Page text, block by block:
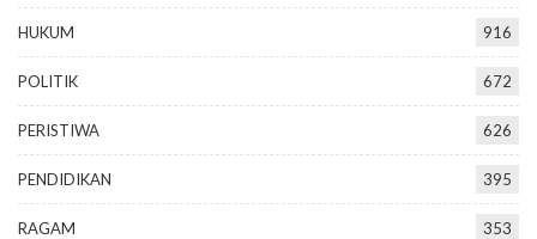
HUKUM 916
POLITIK 672
PERISTIWA 626
PENDIDIKAN 395
RAGAM 353